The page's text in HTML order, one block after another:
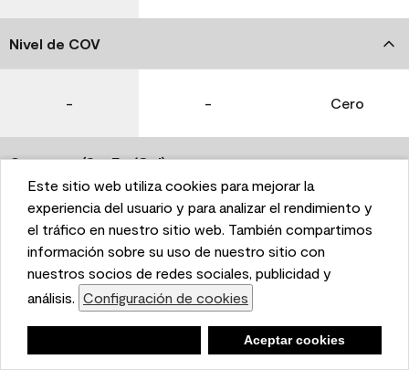
This website uses cookies to enhance user experience
and to analyze performance and traffic on our website.
We also share information about your use of our site
with our social media, advertising, and analytics
partners. Cookie Settings
Accept Cookies
Este sitio web utiliza cookies para mejorar la
experiencia del usuario y para analizar el rendimiento y
el tráfico en nuestro sitio web. También compartimos
información sobre su uso de nuestro sitio con
nuestros socios de redes sociales, publicidad y
análisis. Configuración de cookies
Aceptar cookies
Nivel de COV
- - Cero
Coverage (Sq. Ft./Gal)
350-400 400-450 400-450
Tiempo de secado
1 hora